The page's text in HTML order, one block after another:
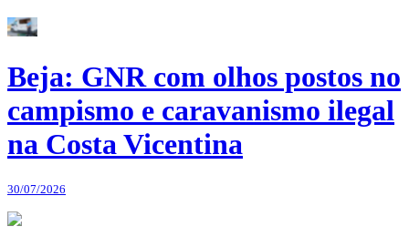
Beja: GNR com olhos postos no
campismo e caravanismo ilegal
na Costa Vicentina
30/07/2026